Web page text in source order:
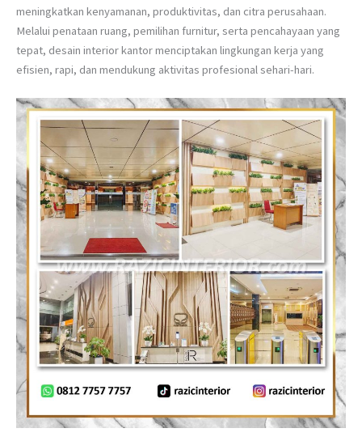
meningkatkan kenyamanan, produktivitas, dan citra perusahaan.
Melalui penataan ruang, pemilihan furnitur, serta pencahayaan yang
tepat, desain interior kantor menciptakan lingkungan kerja yang
efisien, rapi, dan mendukung aktivitas profesional sehari-hari.